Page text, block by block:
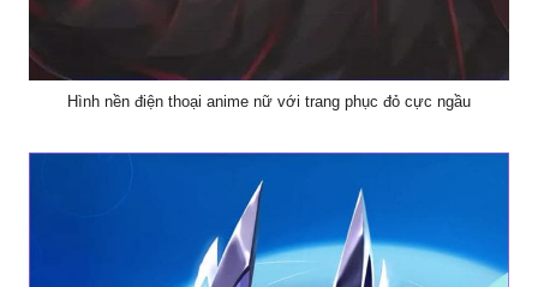
Hình nền điện thoại anime nữ với trang phục đỏ cực ngầu